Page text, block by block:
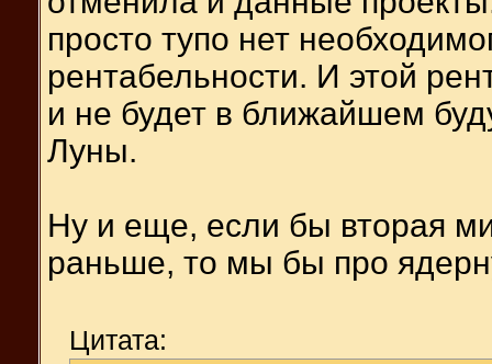
просто тупо нет
рентабельности. И этой
и не будет в ближайшем
Луны.
Ну и еще, если бы вторая
раньше, то мы бы про
Цитата: